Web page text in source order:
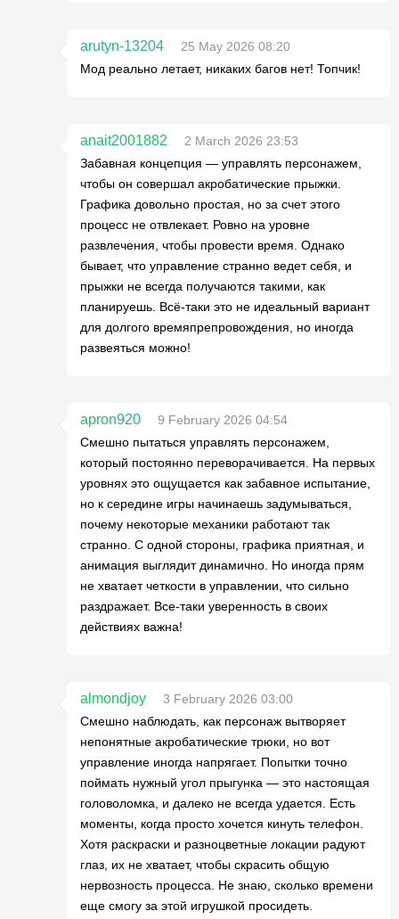
arutyn-13204
25 May 2026 08:20
Мод реально летает, никаких багов нет! Топчик!
anait2001882
2 March 2026 23:53
Забавная концепция — управлять персонажем,
чтобы он совершал акробатические прыжки.
Графика довольно простая, но за счет этого
процесс не отвлекает. Ровно на уровне
развлечения, чтобы провести время. Однако
бывает, что управление странно ведет себя, и
прыжки не всегда получаются такими, как
планируешь. Всё-таки это не идеальный вариант
для долгого времяпрепровождения, но иногда
развеяться можно!
apron920
9 February 2026 04:54
Смешно пытаться управлять персонажем,
который постоянно переворачивается. На первых
уровнях это ощущается как забавное испытание,
но к середине игры начинаешь задумываться,
почему некоторые механики работают так
странно. С одной стороны, графика приятная, и
анимация выглядит динамично. Но иногда прям
не хватает четкости в управлении, что сильно
раздражает. Все-таки уверенность в своих
действиях важна!
almondjoy
3 February 2026 03:00
Смешно наблюдать, как персонаж вытворяет
непонятные акробатические трюки, но вот
управление иногда напрягает. Попытки точно
поймать нужный угол прыгунка — это настоящая
головоломка, и далеко не всегда удается. Есть
моменты, когда просто хочется кинуть телефон.
Хотя раскраски и разноцветные локации радуют
глаз, их не хватает, чтобы скрасить общую
нервозность процесса. Не знаю, сколько времени
еще смогу за этой игрушкой просидеть.